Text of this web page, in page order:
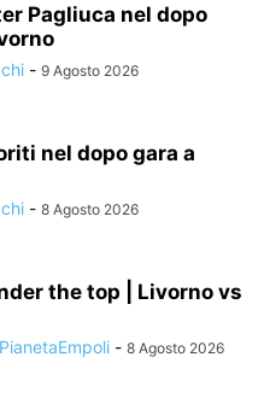
Pagliuca nel dopo
- 9 Agosto 2026
nel dopo gara a
- 8 Agosto 2026
the top | Livorno vs
- 8 Agosto 2026